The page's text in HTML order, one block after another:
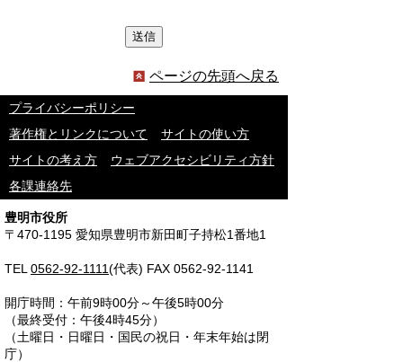
ページの先頭へ戻る
プライバシーポリシー
著作権とリンクについて
サイトの使い方
サイトの考え方
ウェブアクセシビリティ方針
各課連絡先
豊明市役所
〒470-1195 愛知県豊明市新田町子持松1番地1
TEL 0562-92-1111(代表) FAX 0562-92-1141
開庁時間：午前9時00分～午後5時00分
（最終受付：午後4時45分）
（土曜日・日曜日・国民の祝日・年末年始は閉
庁）